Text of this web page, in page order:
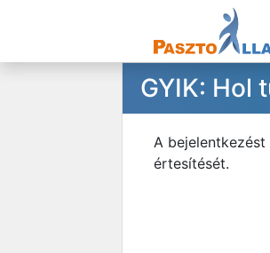
GYIK: Hol
A
értesítését.